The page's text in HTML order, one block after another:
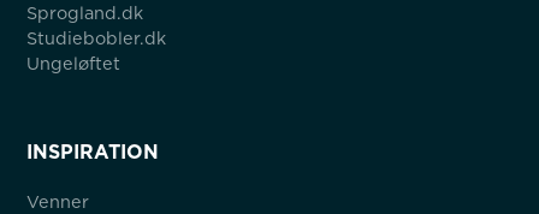
Sprogland.dk
Studiebobler.dk
Ungeløftet
INSPIRATION
Venner